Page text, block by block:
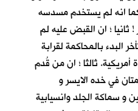
انه لم يستخدم مسدسه
ثانيا ؛ ان القبض عليه لم
البدء بالمحاكمة لقرابة
ثالثا ؛ ان من قُدم
في خده الايسر و
و سماكة الجلد وانسيابية